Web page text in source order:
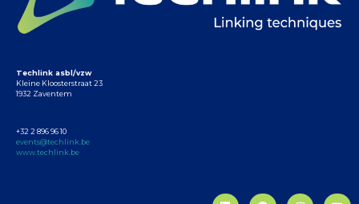
Techlink asbl/vzw
Kleine Kloosterstraat 23
1932 Zaventem
+32 2 896 96 10
events@techlink.be
www.techlink.be